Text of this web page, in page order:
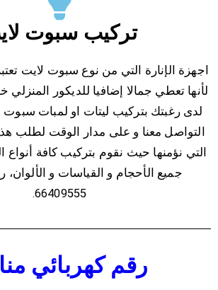
تركيب سبوت
اجهزة الإنارة التي من نوع سبوت لايت
لأنها تعطي جمالا إضافيا للديكور المنزلي
لدى رغبتك بتركيب ليتات او لمبات سبوت
التواصل معنا و على مدار الوقت لطلب
التي نؤمنها حيث نقوم بتركيب كافة
جميع الأحجام و القياسات و الألوان،
66409555.
رقم كهربائي